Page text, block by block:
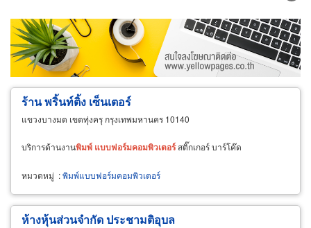
ขายส่ง ขายปลีก ผู้ผลิต
ตัวแทนจัดจำหน่าย
ผู้ส่งออก/นำเข้า
ธุรกิจบริการ
ร้าน พริ้นท์ติ้ง เซ็นเตอร์
แขวงบางมด เขตทุ่งครุ กรุงเทพมหานคร 10140
บริการด้านงานพิมพ์ แบบฟอร์มคอมพิวเตอร์สติ๊กเกอร์ บาร์โค๊ด
หมวดหมู่ :พิมพ์แบบฟอร์มคอมพิวเตอร์
ห้างหุ้นส่วนจำกัด ประชามติอุบล